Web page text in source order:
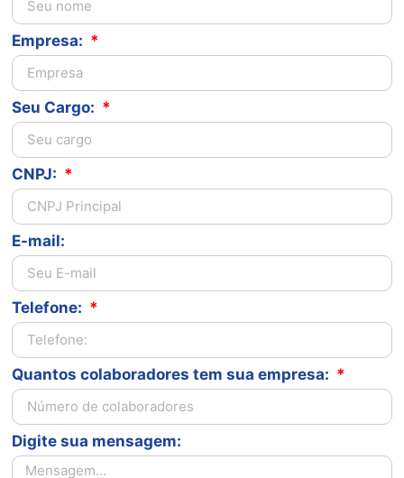
Empresa:
Seu Cargo:
CNPJ:
E-mail:
Telefone:
Quantos colaboradores tem sua empresa:
Digite sua mensagem: